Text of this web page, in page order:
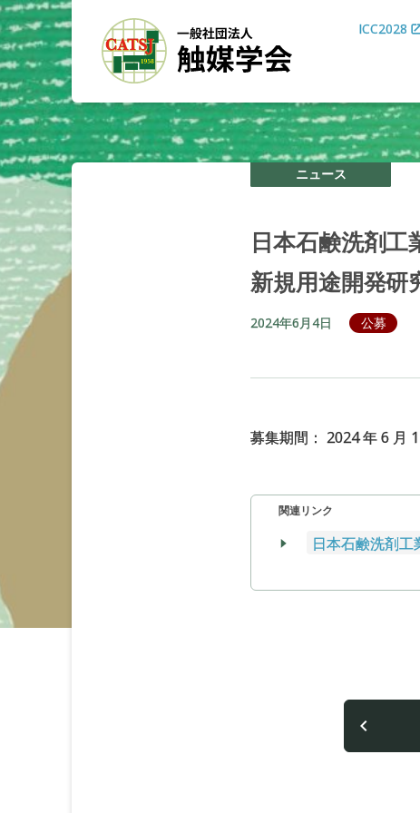
ICC2028
ニュース
日本石鹸洗剤工
新規用途開発研
2024年6月4日 公募
募集期間： 2024 年 6 月
関連リンク
日本石鹸洗剤